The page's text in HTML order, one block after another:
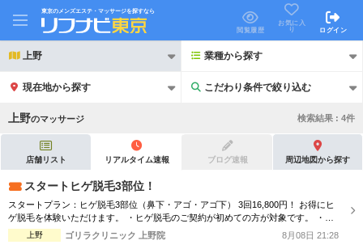
東京のメンズエステ・マッサージを探すなら
閲覧履歴
お気に入
り
ログイン
上野 業種から探す
現在地から探す こだわり条件で絞り込む
こだわり条件で絞り込む
21時以降も受付 24時以降も受付
初回割引あり リピーター割引あり
上野のマッサージ 検索結果 : 4件
店舗リスト リアルタイム速報 ブログ速報 周辺地図から探す
スタートヒゲ脱毛3部位！
スタートプラン：ヒゲ脱毛3部位（鼻下・アゴ・アゴ下） 3回16,800円！ お得にヒ
ゲ脱毛を体験いただけます。 ・ヒゲ脱毛のご契約が初めての方が対象です。 ・平
日（祝日を除く月曜日〜金曜日）11:00～20:00までの照射となります。 ・機械選
択はできかねます。 ・笑気麻酔・麻酔クリームはご利用いただけません。 ・他割
上野 ゴリラクリニック 上野院 8月08日 21:28